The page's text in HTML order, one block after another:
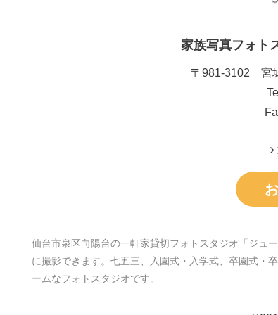
家族写真フォト
〒981-3102 宮
仙台市泉区向陽台の一軒家貸切フォトスタジオ「ジュ
に撮影できます。七五三、入園式・入学式、卒園式・
ームなフォトスタジオです。